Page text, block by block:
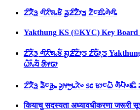
ᤁᤡᤖᤠᤋ᤻ ᤛᤡᤖᤡᤈᤱᤃᤠ ᤕᤢᤏᤡᤁᤥᤍ᤻ ᤁᤠᤰᤀᤡᤱᤛᤧᤛᤡᤱ
Yakthung KS (©KYC) Key Board
ᤁᤡᤖᤠᤋ᤻ ᤛᤡᤖᤡᤈᤱᤃᤠ ᤀᤢᤏᤡᤁᤥᤍ᤻ ᤁᤡᤒᤥᤷᤍ᤻
ᤐᤥ᤺ᤱᤔᤠ ᤌᤡᤶᤒᤣ
ᤁᤡᤖᤠᤋ᤻ ᤕᤠᤰᤌᤢᤱ ᤆᤢᤶᤗᤢᤱᤖᤧᤴ ᥉᥋ ᤃᤣᤰᤐᤠ ᤛᤠᤘᤠᤴᤇᤡᤱ
कियाचु सदस्यता अध्यावधीकरणा जरूरी